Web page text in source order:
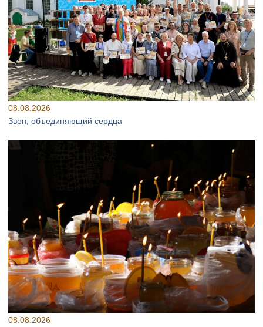
08.08.2026
Звон, объединяющий сердца
08.08.2026